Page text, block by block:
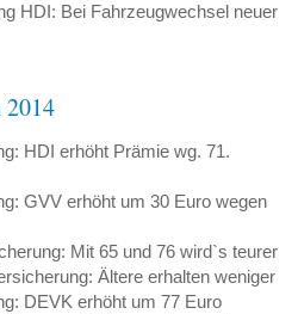
HDI: Bei Fahrzeugwechsel neuer
HDI erhöht Prämie wg. 71.
GVV erhöht um 30 Euro wegen
Mit 65 und 76 wird`s teurer
Ältere erhalten weniger
DEVK erhöht um 77 Euro